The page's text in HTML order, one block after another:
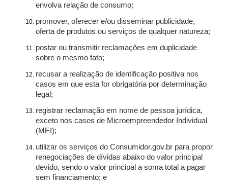
envolva relação de consumo;
promover, oferecer e/ou disseminar publicidade,
oferta de produtos ou serviços de qualquer natureza;
postar ou transmitir reclamações em duplicidade
sobre o mesmo fato;
recusar a realização de identificação positiva nos
casos em que esta for obrigatória por determinação
legal;
registrar reclamação em nome de pessoa jurídica,
exceto nos casos de Microempreendedor Individual
(MEI);
utilizar os serviços do Consumidor.gov.br para propor
renegociações de dívidas abaixo do valor principal
devido, sendo o valor principal a soma total a pagar
sem financiamento; e